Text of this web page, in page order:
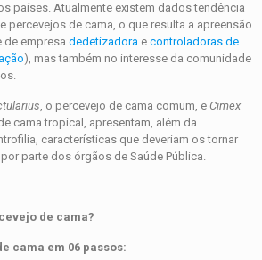
países. Atualmente existem dados tendência
percevejos de cama, o que resulta a apreensão
de empresa dedetizadora e controladoras de
), mas também no interesse da comunidade
, o percevejo de cama comum, e Cimex
cama tropical, apresentam, além da
características que deveriam os tornar
parte dos órgãos de Saúde Pública.
de cama?
cama em 06 passos: